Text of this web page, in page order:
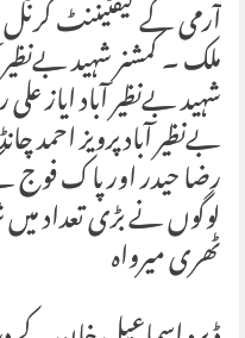
آرمی کے لیفٹیننٹ
ملک ۔ کمشنر شہید
شہید بےنظیر آباد ایاز
بےنظیر آباد پرویز
رضا حیدر اور پاک
لوگوں نے بڑی تعداد
ٹھری میرواہ